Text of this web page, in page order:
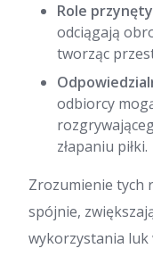
Role
odciągają
tworząc
odbiorcy
złapaniu piłki.
Zrozumienie tych
spójnie,
wykorzystania luk